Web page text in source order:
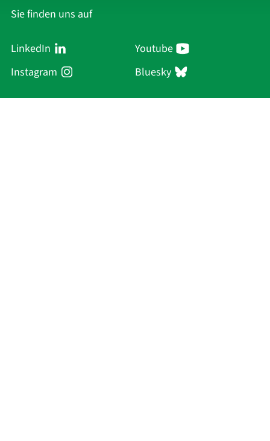
Sie finden uns auf
LinkedIn
Youtube
Instagram
Bluesky